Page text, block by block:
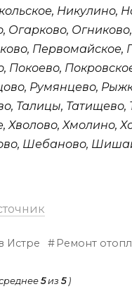
Никулино,
Огарково,
Первомайское,
Румянцево,
Талицы, Татищево,
Хволово, Хмолино,
Шебаново,
Истре Ремонт
5из 5)